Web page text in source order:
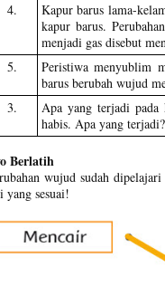
4.
Kapur barus lama-
kapur barus.
menjadi gas disebut
5.
Peristiwa menyublim
barus berubah wujud
3.
Apa yang terjadi pada
habis. Apa yang terjadi?
Berlatih
wujud sudah
yang sesuai!